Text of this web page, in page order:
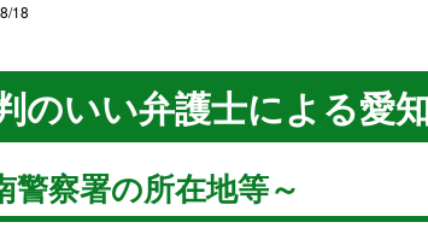
18
のいい弁護士による愛
警察署の所在地等～